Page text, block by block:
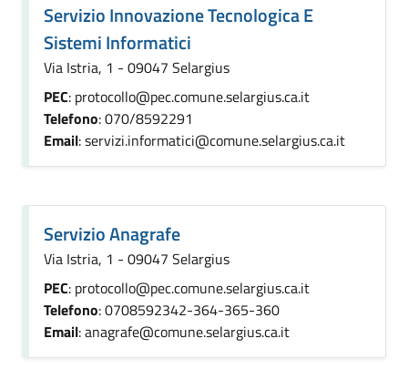
Servizio Innovazione Tecnologica E
Sistemi Informatici
Via Istria, 1 - 09047 Selargius
PEC: protocollo@pec.comune.selargius.ca.it
Telefono: 070/8592291
Email: servizi.informatici@comune.selargius.ca.it
Servizio Anagrafe
Via Istria, 1 - 09047 Selargius
PEC: protocollo@pec.comune.selargius.ca.it
Telefono: 0708592342-364-365-360
Email: anagrafe@comune.selargius.ca.it